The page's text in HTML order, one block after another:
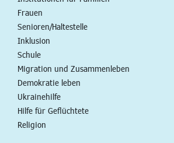
Frauen
Senioren/Haltestelle
Inklusion
Schule
Migration und Zusammenleben
Demokratie leben
Ukrainehilfe
Hilfe für Geflüchtete
Religion